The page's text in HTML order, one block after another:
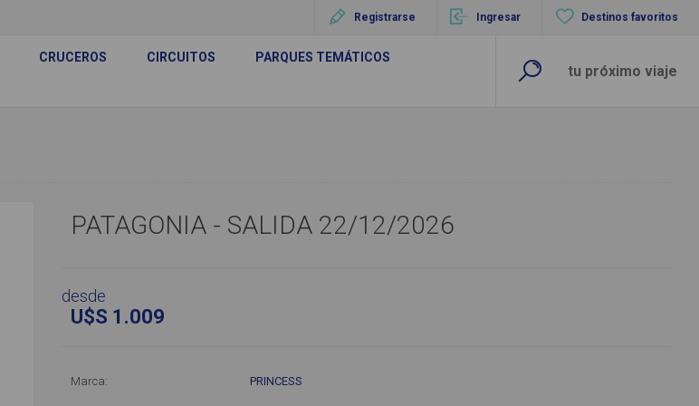
Registrarse Ingresar Destinos favoritos
CRUCEROS CIRCUITOS
PARQUES TEMÁTICOS
PATAGONIA - SALIDA 22/12/2026
desde
U$S 1.009
Marca: PRINCESS